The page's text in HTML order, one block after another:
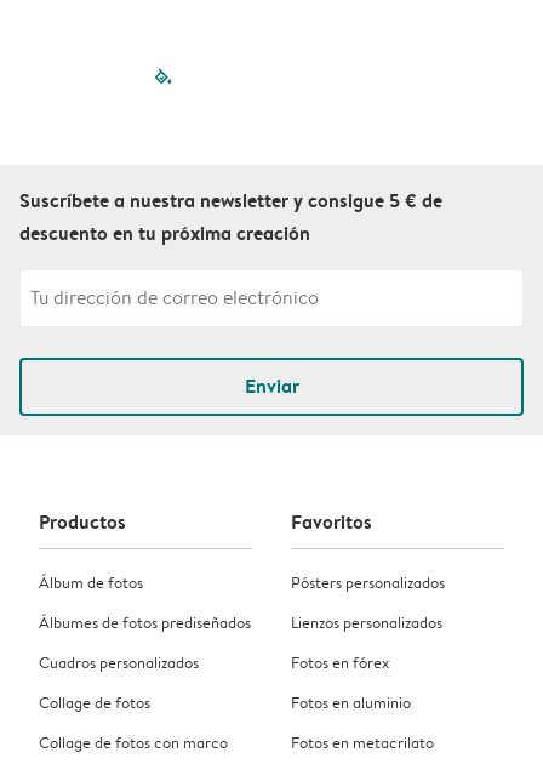
filled-pagination
Suscríbete a nuestra newsletter y consigue 5 € de
descuento en tu próxima creación
Enviar
Productos
Álbum de fotos
Álbumes de fotos prediseñados
Cuadros personalizados
Collage de fotos
Collage de fotos con marco
Favoritos
Pósters personalizados
Lienzos personalizados
Fotos en fórex
Fotos en aluminio
Fotos en metacrilato